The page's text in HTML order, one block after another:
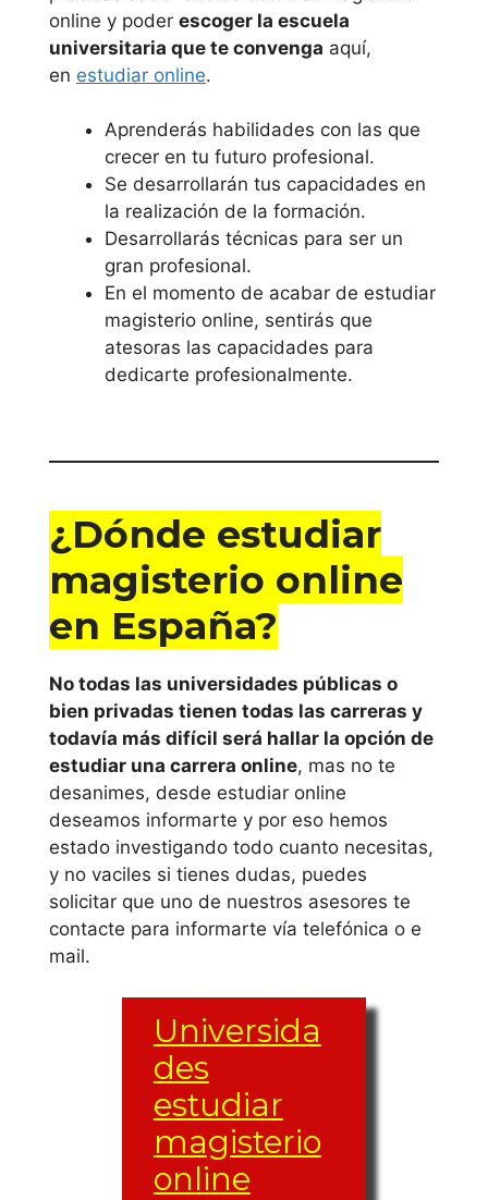
online y poder escoger la escuela
universitaria que te convenga aquí,
en estudiar online.
Aprenderás habilidades con las que
crecer en tu futuro profesional.
Se desarrollarán tus capacidades en
la realización de la formación.
Desarrollarás técnicas para ser un
gran profesional.
En el momento de acabar de estudiar
magisterio online, sentirás que
atesoras las capacidades para
dedicarte profesionalmente.
¿Dónde estudiar
magisterio online
en España?
No todas las universidades públicas o
bien privadas tienen todas las carreras y
todavía más difícil será hallar la opción de
estudiar una carrera online, mas no te
desanimes, desde estudiar online
deseamos informarte y por eso hemos
estado investigando todo cuanto necesitas,
y no vaciles si tienes dudas, puedes
solicitar que uno de nuestros asesores te
contacte para informarte vía telefónica o e
mail.
Universida
des
estudiar
magisterio
online